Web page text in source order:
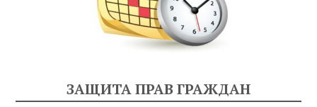
ЗАЩИТА ПРАВ ГРАЖДАН